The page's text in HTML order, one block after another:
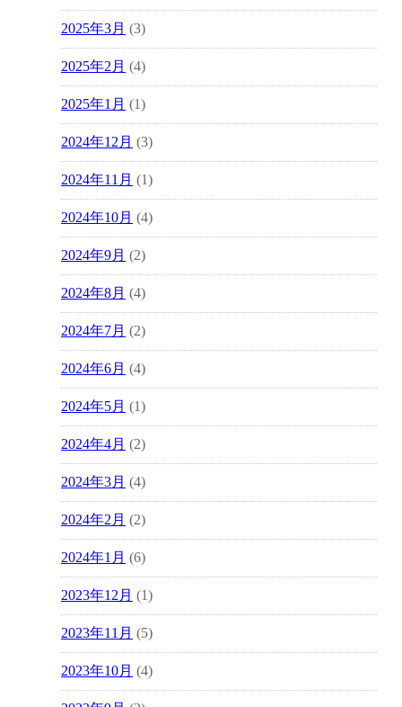
2025年3月 (3)
2025年2月 (4)
2025年1月 (1)
2024年12月 (3)
2024年11月 (1)
2024年10月 (4)
2024年9月 (2)
2024年8月 (4)
2024年7月 (2)
2024年6月 (4)
2024年5月 (1)
2024年4月 (2)
2024年3月 (4)
2024年2月 (2)
2024年1月 (6)
2023年12月 (1)
2023年11月 (5)
2023年10月 (4)